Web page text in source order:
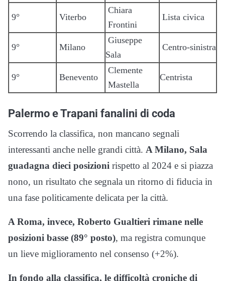
9° Viterbo
Chiara
Frontini
Lista civica
9° Milano
Giuseppe
Sala
Centro-sinistra
9° Benevento
Clemente
Mastella
Centrista
Palermo e Trapani fanalini di coda
Scorrendo la classifica, non mancano segnali
interessanti anche nelle grandi città. A Milano, Sala
guadagna dieci posizioni rispetto al 2024 e si piazza
nono, un risultato che segnala un ritorno di fiducia in
una fase politicamente delicata per la città.
A Roma, invece, Roberto Gualtieri rimane nelle
posizioni basse (89° posto), ma registra comunque
un lieve miglioramento nel consenso (+2%).
In fondo alla classifica, le difficoltà croniche di